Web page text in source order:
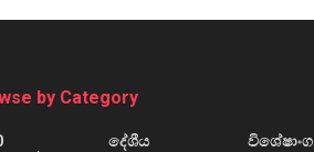
by Category
දේශීය විශේෂාංග